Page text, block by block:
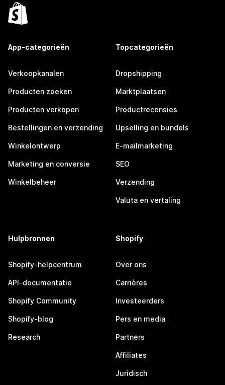
App-categorieën
Verkoopkanalen
Producten zoeken
Producten verkopen
Bestellingen en verzending
Winkelontwerp
Marketing en conversie
Winkelbeheer
Topcategorieën
Dropshipping
Marktplaatsen
Productrecensies
Upselling en bundels
E-mailmarketing
SEO
Verzending
Valuta en vertaling
Hulpbronnen
Shopify-helpcentrum
API-documentatie
Shopify Community
Shopify-blog
Research
Shopify
Over ons
Carrières
Investeerders
Pers en media
Partners
Affiliates
Juridisch